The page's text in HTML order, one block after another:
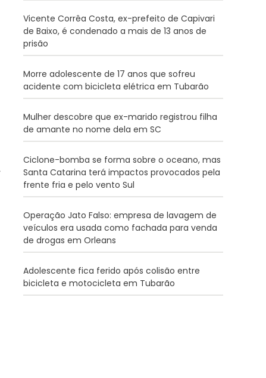
Vicente Corrêa Costa, ex-prefeito de Capivari
de Baixo, é condenado a mais de 13 anos de
prisão
Morre adolescente de 17 anos que sofreu
acidente com bicicleta elétrica em Tubarão
Mulher descobre que ex-marido registrou filha
de amante no nome dela em SC
Ciclone-bomba se forma sobre o oceano, mas
Santa Catarina terá impactos provocados pela
frente fria e pelo vento Sul
Operação Jato Falso: empresa de lavagem de
veículos era usada como fachada para venda
de drogas em Orleans
Adolescente fica ferido após colisão entre
bicicleta e motocicleta em Tubarão